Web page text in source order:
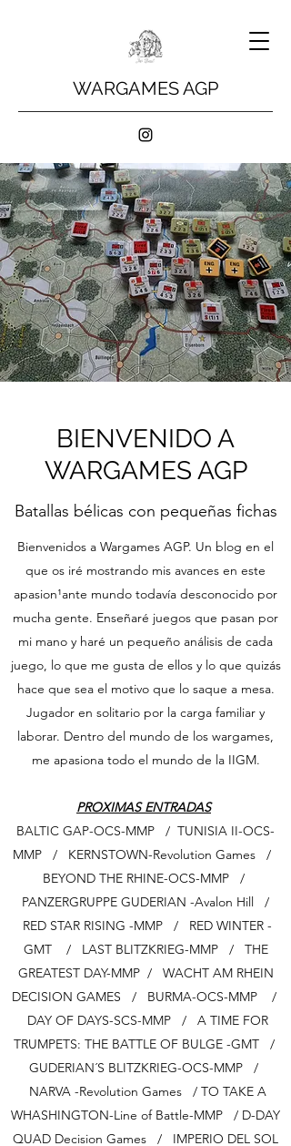
WARGAMES AGP
BIENVENIDO A
WARGAMES AGP
Batallas bélicas con pequeñas fichas
Bienvenidos a Wargames AGP. Un blog en el
que os iré mostrando mis avances en este
apasion¹ante mundo todavía desconocido por
mucha gente. Enseñaré juegos que pasan por
mi mano y haré un pequeño análisis de cada
juego, lo que me gusta de ellos y lo que quizás
hace que sea el motivo que lo saque a mesa.
Jugador en solitario por la carga familiar y
laborar. Dentro del mundo de los wargames,
me apasiona todo el mundo de la IIGM.
PROXIMAS ENTRADAS
BALTIC GAP-OCS-MMP / TUNISIA II-OCS-
MMP / KERNSTOWN-Revolution Games /
BEYOND THE RHINE-OCS-MMP /
PANZERGRUPPE GUDERIAN -Avalon Hill /
RED STAR RISING -MMP / RED WINTER -
GMT / LAST BLITZKRIEG-MMP / THE
GREATEST DAY-MMP / WACHT AM RHEIN
DECISION GAMES / BURMA-OCS-MMP /
DAY OF DAYS-SCS-MMP / A TIME FOR
TRUMPETS: THE BATTLE OF BULGE -GMT /
GUDERIAN´S BLITZKRIEG-OCS-MMP /
NARVA -Revolution Games / TO TAKE A
WHASHINGTON-Line of Battle-MMP / D-DAY
QUAD Decision Games / IMPERIO DEL SOL